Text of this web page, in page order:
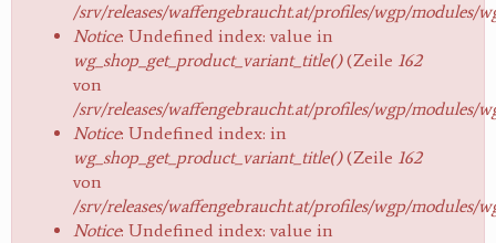
/srv/releases/waffengebraucht.at/profiles/wgp/modules/
Notice: Undefined index: value in
wg_shop_get_product_variant_title()(Zeile 162
von
/srv/releases/waffengebraucht.at/profiles/wgp/modules/
Notice: Undefined index: in
wg_shop_get_product_variant_title()(Zeile 162
von
/srv/releases/waffengebraucht.at/profiles/wgp/modules/
Notice: Undefined index: value in